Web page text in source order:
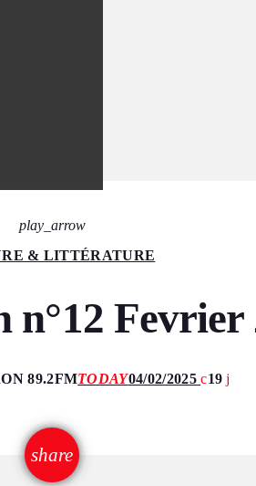
play_arrow
& LITTÉRATURE
Fevrier
89.2FMTODAY04/02/2025 19
share
email